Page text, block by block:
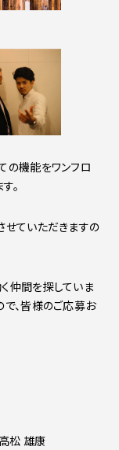
の機能をワンフロ
。
せていただきますの
仲間を探していま
で、皆様のご応募お
雄康